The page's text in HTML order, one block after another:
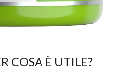
COSA È UTILE?